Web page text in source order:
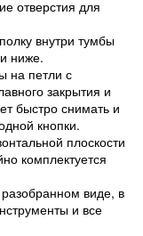
отверстия для
внутри тумбы
ниже.
на петли с
закрытия и
быстро снимать и
кнопки.
плоскости
комплектуется
виде, в
и все